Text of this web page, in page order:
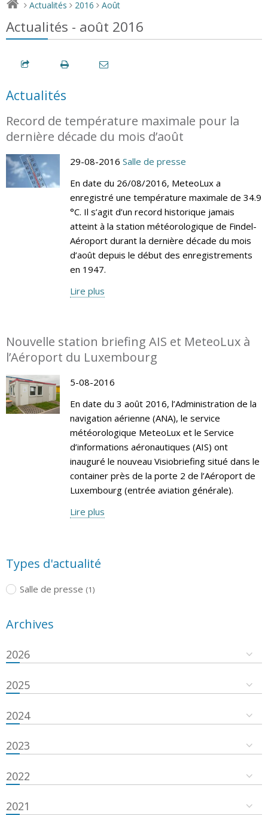
> Actualités > 2016 > Août
Actualités - août 2016
Actualités
Record de température maximale pour la
dernière décade du mois d’août
29-08-2016 Salle de presse
En date du 26/08/2016, MeteoLux a
enregistré une température maximale de 34.9
°C. Il s’agit d’un record historique jamais
atteint à la station météorologique de Findel-
Aéroport durant la dernière décade du mois
d’août depuis le début des enregistrements
en 1947.
Lire plus
Nouvelle station briefing AIS et MeteoLux à
l’Aéroport du Luxembourg
5-08-2016
En date du 3 août 2016, l’Administration de la
navigation aérienne (ANA), le service
météorologique MeteoLux et le Service
d’informations aéronautiques (AIS) ont
inauguré le nouveau Visiobriefing situé dans le
container près de la porte 2 de l’Aéroport de
Luxembourg (entrée aviation générale).
Lire plus
Types d'actualité
Salle de presse (1)
Archives
2026
2025
2024
2023
2022
2021